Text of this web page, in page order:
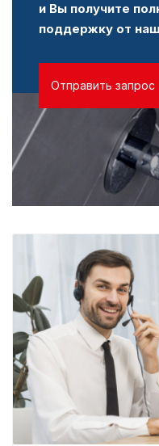
и Вы получите
поддержку от
Отправить запрос